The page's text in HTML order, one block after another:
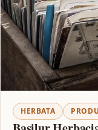
HERBATA